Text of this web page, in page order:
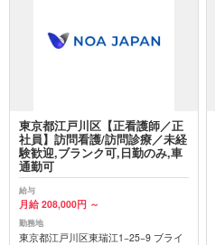
東京都江戸川区【正看護師／正
社員】訪問看護/訪問診療／未経
験歓迎,ブランク可,日勤のみ,車
通勤可
給与
月給 208,000円 ～
勤務地
東京都江戸川区東瑞江1−25−9 ブライ